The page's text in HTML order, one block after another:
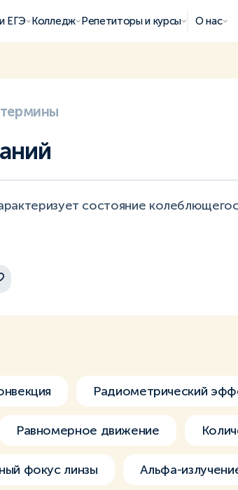
ЕГЭ Колледж Репетиторы и курсы О нас
состояние
Радиометрический
Равномерное движение
фокус линзы Альфа-